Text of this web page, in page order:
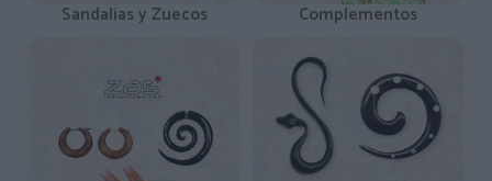
Sandalias y Zuecos Complementos